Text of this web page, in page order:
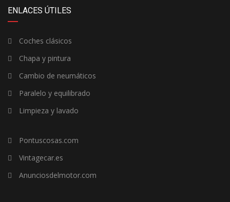
ENLACES ÚTILES
Coches clásicos
Chapa y pintura
Cambio de neumáticos
Paralelo y equilibrado
Limpieza y lavado
Pontuscosas.com
Vintagecar.es
Anunciosdelmotor.com